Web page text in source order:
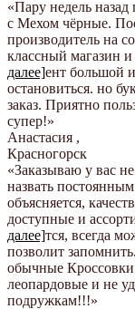
«Пару недель
с Мехом чёрные.
производитель на
классный магазин
далее]ент большой
остановиться. но
заказ. Приятно
супер!»
Анастасия ,
Красногорск
«Заказываю у вас
назвать
объясняется,
доступные и
далее]тся, всегда
позволит
обычные Кроссовки
леопардовые и не
подружкам!!!»